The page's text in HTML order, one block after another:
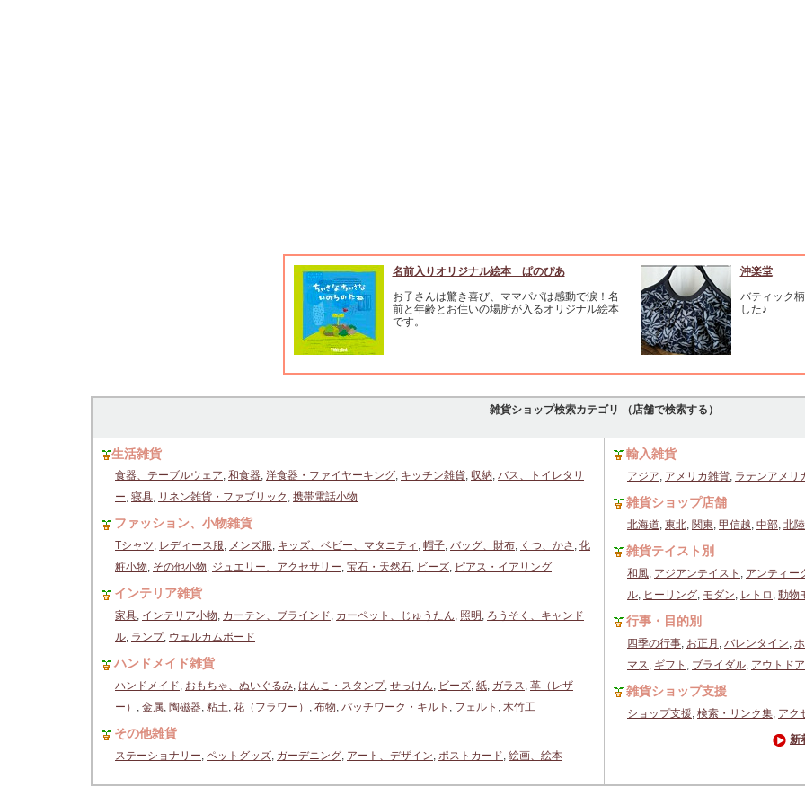
名前入りオリジナル絵本 ぱのぴあ
お子さんは驚き喜び、ママパパは感動で涙！名
前と年齢とお住いの場所が入るオリジナル絵本
です。
沖楽堂
バティック
した♪
雑貨ショップ検索カテゴリ （店舗で検索する）
生活雑貨
食器、テーブルウェア, 和食器, 洋食器・ファイヤーキング, キッチン雑貨, 収納, バス、トイレタリ
ー, 寝具, リネン雑貨・ファブリック , 携帯電話小物
ファッション、小物雑貨
Tシャツ, レディース服, メンズ服, キッズ、ベビー、マタニティ , 帽子, バッグ、財布, くつ、かさ , 化
粧小物, その他小物, ジュエリー、アクセサリー, 宝石・天然石, ビーズ, ピアス・イアリング
インテリア雑貨
家具, インテリア小物, カーテン、ブラインド, カーペット、じゅうたん, 照明 , ろうそく、キャンド
ル, ランプ, ウェルカムボード
ハンドメイド雑貨
ハンドメイド, おもちゃ、ぬいぐるみ, はんこ・スタンプ, せっけん, ビーズ, 紙, ガラス, 革（レザ
ー） , 金属, 陶磁器, 粘土, 花（フラワー） , 布物, パッチワーク・キルト , フェルト , 木竹工
その他雑貨
ステーショナリー, ペットグッズ, ガーデニング, アート、デザイン, ポストカード, 絵画、絵本
輸入雑貨
アジア, アメリカ雑貨, ラテンアメリ
雑貨ショップ店舗
北海道, 東北, 関東, 甲信越, 中部, 北陸
雑貨テイスト別
和風, アジアンテイスト , アンティー
ル, ヒーリング, モダン, レトロ , 動物
行事・目的別
四季の行事, お正月 , バレンタイン,
マス, ギフト , ブライダル, アウトドア
雑貨ショップ支援
ショップ支援, 検索・リンク集, アク
新